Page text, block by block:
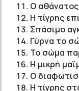
Ο αθάνατος
Η τίγρης
Σπάσιμο
Γύρνα το
Το σώμα
Η μικρή
Ο
Η τίγρης